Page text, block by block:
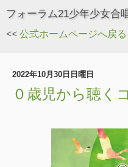
フォーラム21少年少女合
<<公式ホームページへ戻る
2022年10月30日日曜日
０歳児から聴く